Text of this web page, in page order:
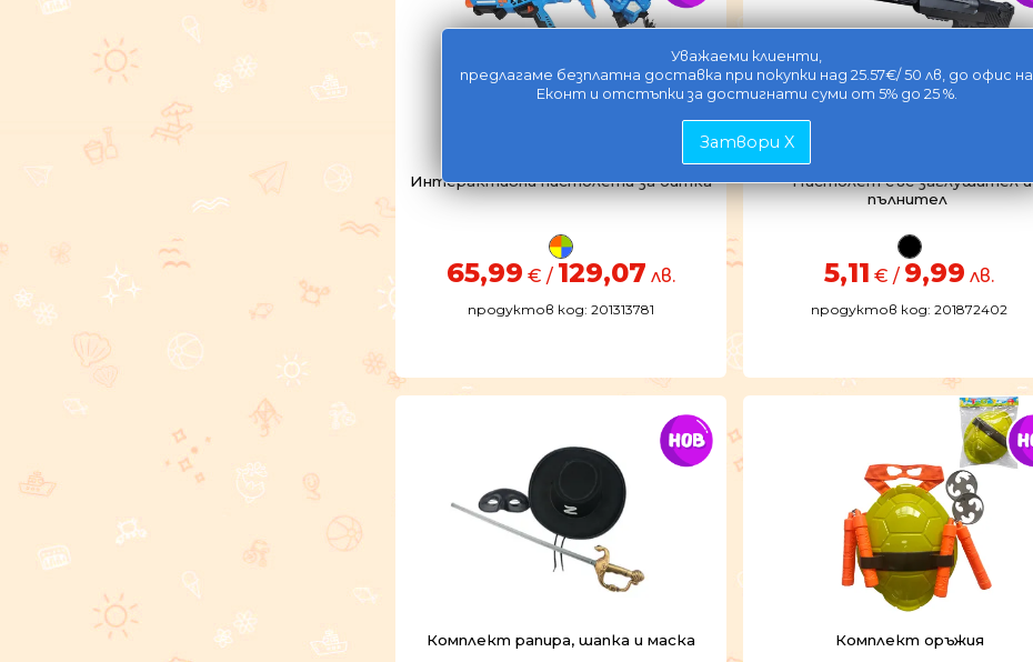
Уважаеми клиенти,
предлагаме безплатна доставка при покупки над 25.57€/ 50 лв, до офис на
Еконт и отстъпки за достигнати суми от 5% до 25 %.
Затвори X
Интерактивни пистолети за битка
65,99 € / 129,07 лв.
продуктов код: 201313781
Пистолет със заглушител и
пълнител
5,11 € / 9,99 лв.
продуктов код: 201872402
Комплект рапира, шапка и маска Комплект оръжия